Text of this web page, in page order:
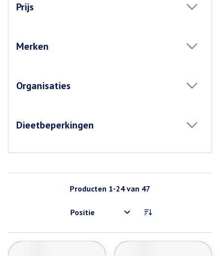
Prijs
Merken
Organisaties
Dieetbeperkingen
Producten 1-24van 47
Sorteer op: